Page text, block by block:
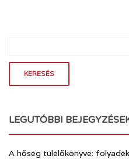
LEGUTÓBBI
A hőség túlélőkönyve: